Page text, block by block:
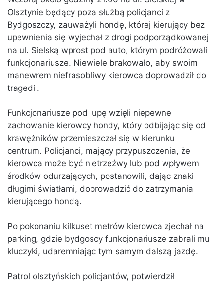
Olsztynie będący poza służbą policjanci z
Bydgoszczy, zauważyli hondę, której kierujący bez
upewnienia się wyjechał z drogi podporządkowanej
na ul. Sielską wprost pod auto, którym podróżowali
funkcjonariusze. Niewiele brakowało, aby swoim
manewrem niefrasobliwy kierowca doprowadził do
tragedii.
Funkcjonariusze pod lupę wzięli niepewne
zachowanie kierowcy hondy, który odbijając się od
krawężników przemieszczał się w kierunku
centrum. Policjanci, mający przypuszczenia, że
kierowca może być nietrzeźwy lub pod wpływem
środków odurzających, postanowili, dając znaki
długimi światłami, doprowadzić do zatrzymania
kierującego hondą.
Po pokonaniu kilkuset metrów kierowca zjechał na
parking, gdzie bydgoscy funkcjonariusze zabrali mu
kluczyki, udaremniając tym samym dalszą jazdę.
Patrol olsztyńskich policjantów, potwierdził